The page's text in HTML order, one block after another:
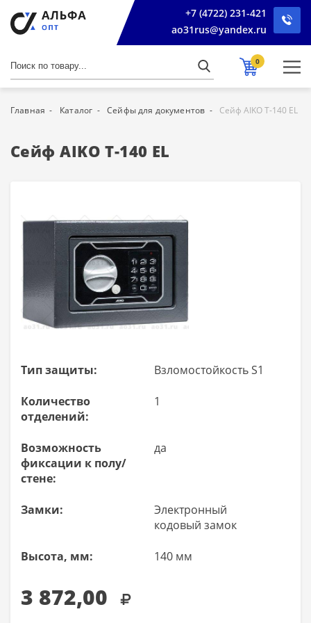
+7 (4722) 231-421
ao31rus@yandex.ru
0
Главная Каталог Сейфы для документов Сейф AIKO Т-140 EL
Сейф AIKO Т-140 EL
Тип защиты: Взломостойкость S1
Количество
отделений:
1
Возможность
фиксации к полу/
стене:
да
Замки:
Электронный
кодовый замок
Высота, мм: 140 мм
3 872,00